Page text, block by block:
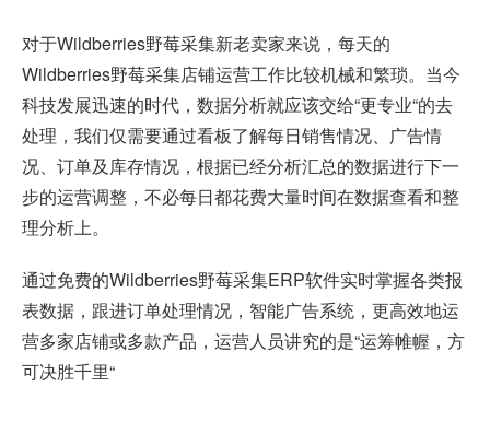
对于Wildberries野莓采集新老卖家来说，每天的
Wildberries野莓采集店铺运营工作比较机械和繁琐。当今
科技发展迅速的时代，数据分析就应该交给“更专业“的去
处理，我们仅需要通过看板了解每日销售情况、广告情
况、订单及库存情况，根据已经分析汇总的数据进行下一
步的运营调整，不必每日都花费大量时间在数据查看和整
理分析上。
通过免费的Wildberries野莓采集ERP软件实时掌握各类报
表数据，跟进订单处理情况，智能广告系统，更高效地运
营多家店铺或多款产品，运营人员讲究的是“运筹帷幄，方
可决胜千里“